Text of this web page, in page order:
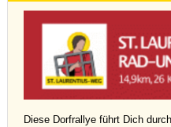
Diese Dorfrallye führt Dich